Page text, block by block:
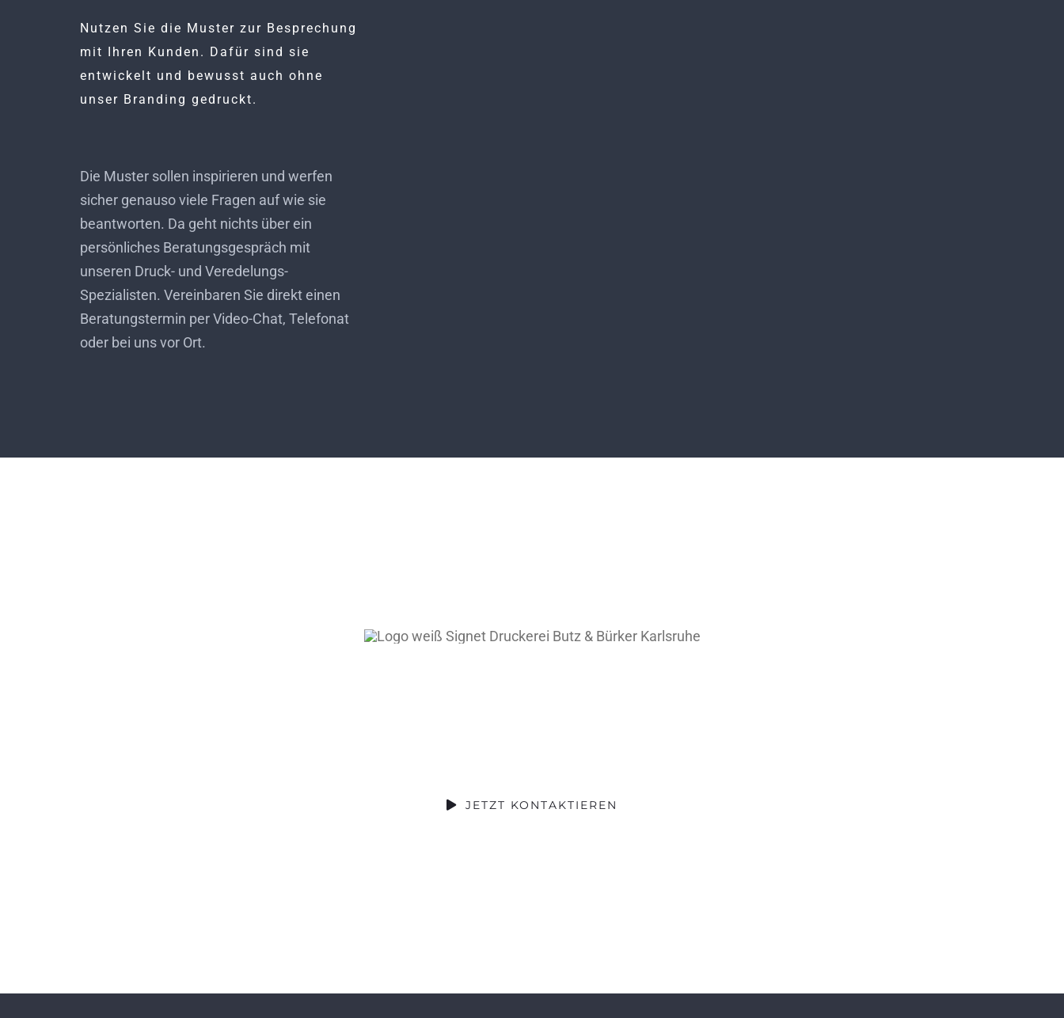
Nutzen Sie die Muster zur Besprechung
mit Ihren Kunden. Dafür sind sie
entwickelt und bewusst auch ohne
unser Branding gedruckt.
Die Muster sollen inspirieren und werfen
sicher genauso viele Fragen auf wie sie
beantworten. Da geht nichts über ein
persönliches Beratungsgespräch mit
unseren Druck- und Veredelungs-
Spezialisten. Vereinbaren Sie direkt einen
Beratungstermin per Video-Chat, Telefonat
oder bei uns vor Ort.
JETZT KONTAKTIEREN